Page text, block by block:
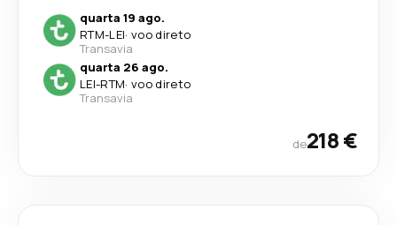
quarta 19 ago.
RTM-LEI· voo direto
Transavia
quarta 26 ago.
LEI-RTM· voo direto
Transavia
de218 €